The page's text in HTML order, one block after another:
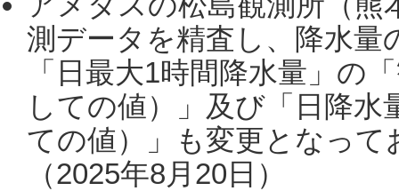
測データを精査し、降水
「日最大1時間降水量」の
しての値）」及び「日降
ての値）」も変更となっ
（2025年8月20日）